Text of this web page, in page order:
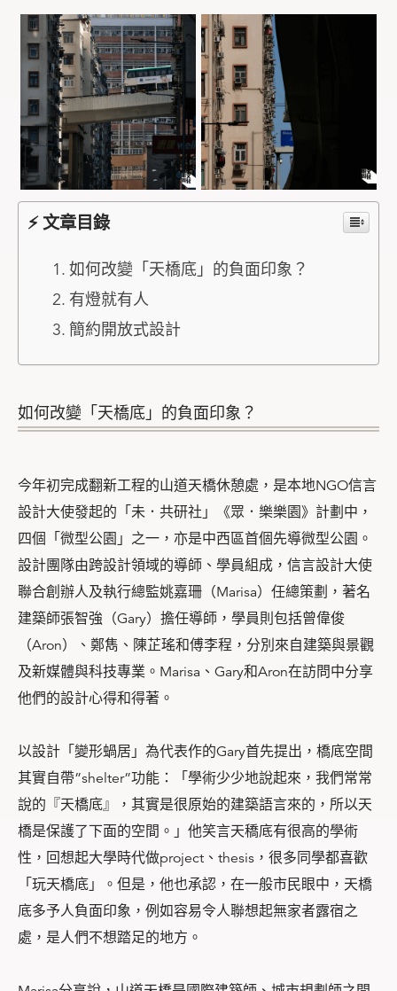
⚡ 文章目錄
如何改變「天橋底」的負面印象？
有燈就有人
簡約開放式設計
如何改變「天橋底」的負面印象？
今年初完成翻新工程的山道天橋休憩處，是本地NGO信言
設計大使發起的「未．共研社」《眾．樂樂園》計劃中，
四個「微型公園」之一，亦是中西區首個先導微型公園。
設計團隊由跨設計領域的導師、學員組成，信言設計大使
聯合創辦人及執行總監姚嘉珊（Marisa）任總策劃，著名
建築師張智強（Gary）擔任導師，學員則包括曾偉俊
（Aron）、鄭雋、陳芷瑤和傅李程，分別來自建築與景觀
及新媒體與科技專業。Marisa、Gary和Aron在訪問中分享
他們的設計心得和得著。
以設計「變形蝸居」為代表作的Gary首先提出，橋底空間
其實自帶”shelter”功能：「學術少少地說起來，我們常常
說的『天橋底』，其實是很原始的建築語言來的，所以天
橋是保護了下面的空間。」他笑言天穚底有很高的學術
性，回想起大學時代做project、thesis，很多同學都喜歡
「玩天橋底」。但是，他也承認，在一般市民眼中，天橋
底多予人負面印象，例如容易令人聯想起無家者露宿之
處，是人們不想踏足的地方。